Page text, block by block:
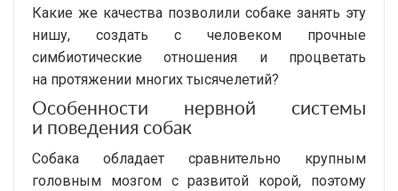
Какие же качества позволили собаке занять эту
нишу, создать с человеком прочные
симбиотические отношения и процветать
на протяжении многих тысячелетий?
Особенности нервной системы
и поведения собак
Собака обладает сравнительно крупным
головным мозгом с развитой корой, поэтому